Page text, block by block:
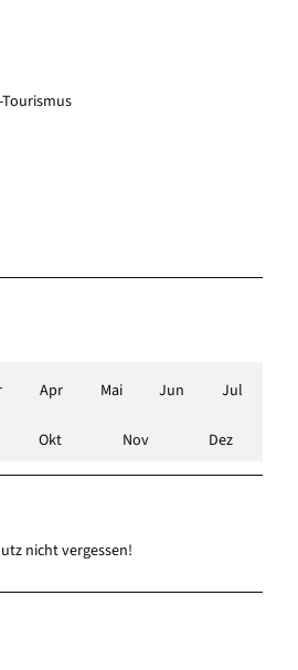
Apr Mai Jun Jul
Okt Nov Dez
nicht vergessen!